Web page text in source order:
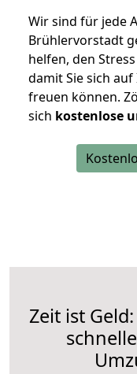
Wir sind für jede
Brühlervorstadt
helfen, den
damit Sie sich
freuen können.
sich kostenlose
Zeit ist